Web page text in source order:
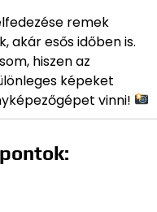
remek
akár esős időben is.
hiszen az
képeket
vinni!